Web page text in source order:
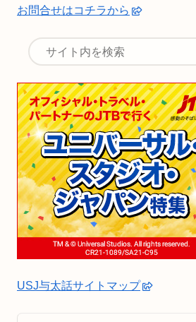
お問合せはコチラから
USJ与太話サイトマップ